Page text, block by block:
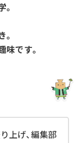
です。
上げ、編集部